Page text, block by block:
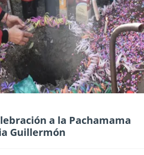
a la Pachamama
Guillermón